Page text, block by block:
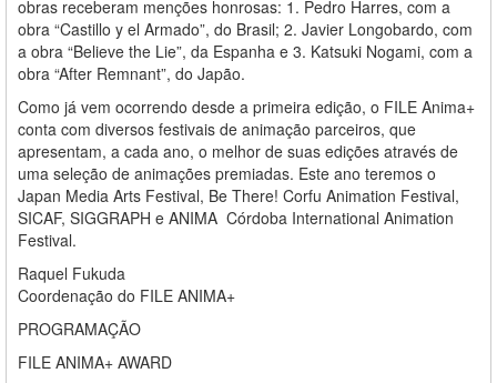
obras receberam menções honrosas: 1. Pedro Harres, com a
obra “Castillo y el Armado”, do Brasil; 2. Javier Longobardo, com
a obra “Believe the Lie”, da Espanha e 3. Katsuki Nogami, com a
obra “After Remnant”, do Japão.
Como já vem ocorrendo desde a primeira edição, o FILE Anima+
conta com diversos festivais de animação parceiros, que
apresentam, a cada ano, o melhor de suas edições através de
uma seleção de animações premiadas. Este ano teremos o
Japan Media Arts Festival, Be There! Corfu Animation Festival,
SICAF, SIGGRAPH e ANIMA ­ Córdoba International Animation
Festival.
Raquel Fukuda
Coordenação do FILE ANIMA+
PROGRAMAÇÃO
FILE ANIMA+ AWARD